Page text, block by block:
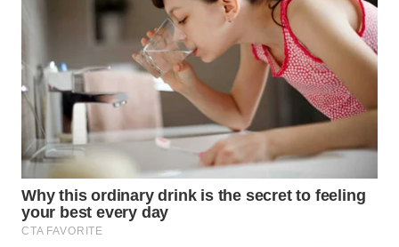
WN
KEPULAUAN
SERIBU
WN
TANGERANG
WN